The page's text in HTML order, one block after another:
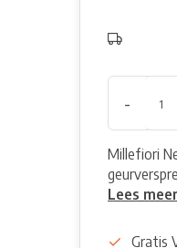
-
Millefiori
Lees meer
Gratis